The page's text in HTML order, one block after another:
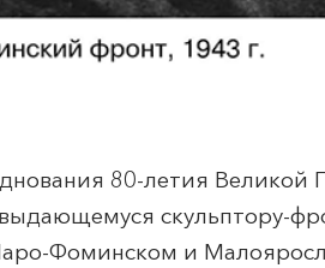
80-летия
скульптору-
Фоминском и